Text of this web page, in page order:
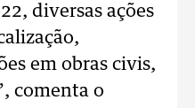
diversas ações
em obras civis,
comenta o